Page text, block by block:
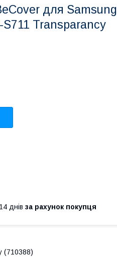
для Samsung
Transparancy
днів за рахунок покупця
(710388)